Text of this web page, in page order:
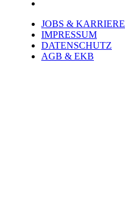
JOBS & KARRIERE
IMPRESSUM
DATENSCHUTZ
AGB & EKB